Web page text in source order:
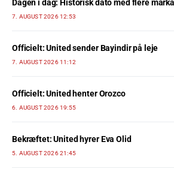
Dagen i dag: Historisk dato med flere
7. AUGUST 2026 12:53
Officielt: United sender Bayindir på leje
7. AUGUST 2026 11:12
Officielt: United henter Orozco
6. AUGUST 2026 19:55
Bekræftet: United hyrer Eva Olid
5. AUGUST 2026 21:45